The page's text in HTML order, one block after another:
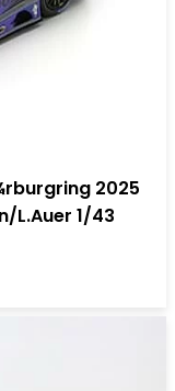
2025
L.Auer 1/43